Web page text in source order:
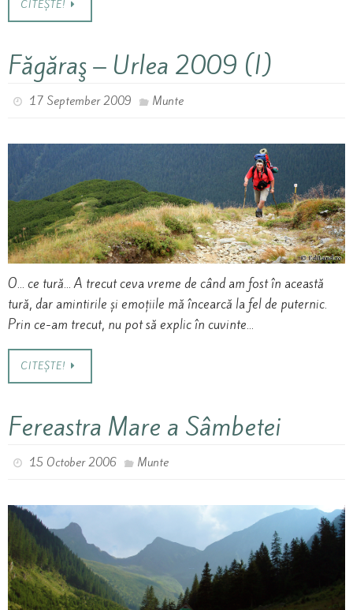
CITEȘTE!
Făgăraş – Urlea 2009 (I)
17 September 2009 Munte
O… ce tură… A trecut ceva vreme de când am fost în această
tură, dar amintirile și emoțiile mă încearcă la fel de puternic.
Prin ce-am trecut, nu pot să explic în cuvinte…
CITEȘTE!
Fereastra Mare a Sâmbetei
15 October 2006 Munte